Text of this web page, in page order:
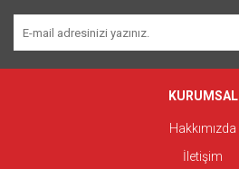
KURUMSAL
Hakkımızda
İletişim